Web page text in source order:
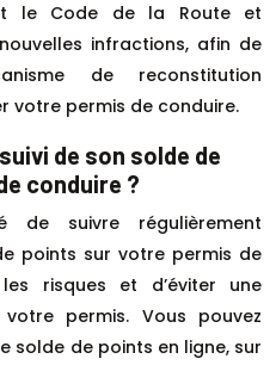
le Code de la Route et
infractions, afin de
de reconstitution
votre permis de conduire.
de son solde de
conduire ?
de suivre régulièrement
points sur votre permis de
risques et d’éviter une
permis. Vous pouvez
solde de points en ligne, sur